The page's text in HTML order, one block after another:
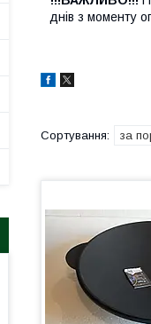
днів з моменту